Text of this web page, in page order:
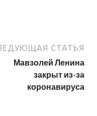
СТАТЬЯ
Мавзолей Ленина
закрыт из-за
коронавируса